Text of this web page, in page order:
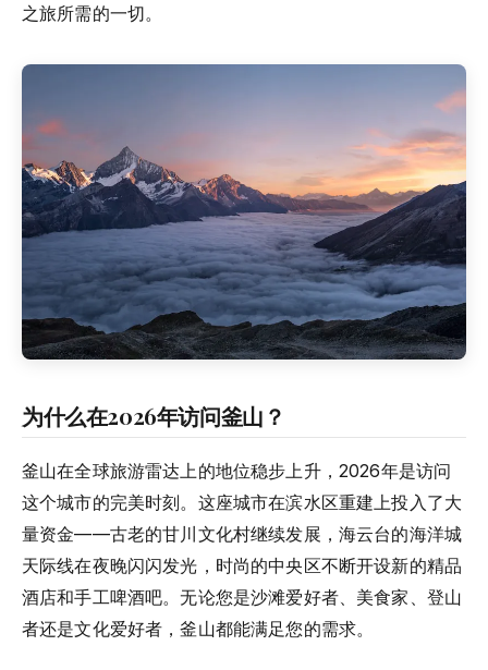
之旅所需的一切。
为什么在2026年访问釜山？
釜山在全球旅游雷达上的地位稳步上升，2026年是访问
这个城市的完美时刻。这座城市在滨水区重建上投入了大
量资金——古老的甘川文化村继续发展，海云台的海洋城
天际线在夜晚闪闪发光，时尚的中央区不断开设新的精品
酒店和手工啤酒吧。无论您是沙滩爱好者、美食家、登山
者还是文化爱好者，釜山都能满足您的需求。